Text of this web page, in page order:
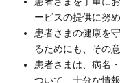
ービスの提供に努め
患者さまの健康を
るためにも、その
患者さまは、病名
ついて、十分な情